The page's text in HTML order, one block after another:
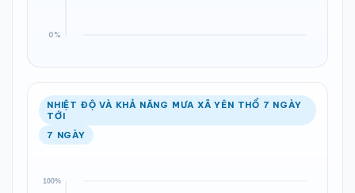
NHIỆT ĐỘ VÀ KHẢ NĂNG MƯA XÃ YÊN THỔ 7 NGÀY
TỚI
7 NGÀY